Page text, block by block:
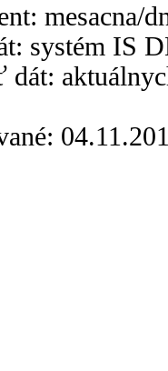
mesacna/
systém IS
dát: